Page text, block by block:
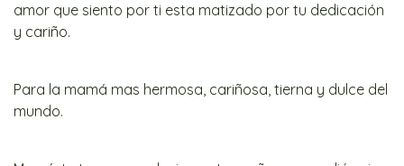
amor que siento por ti esta matizado por tu dedicación
y cariño.
Para la mamá mas hermosa, cariñosa, tierna y dulce del
mundo.